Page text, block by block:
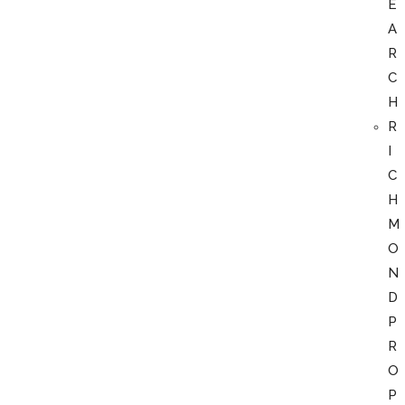
E
A
R
C
H
R
I
C
H
M
O
N
D
P
R
O
P